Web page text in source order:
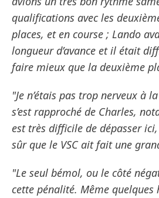
qualifications avec les
places, et en course ; Lando
longueur d’avance et il était
faire mieux que la deuxième
"Je n’étais pas trop nerveux à
s’est rapproché de Charles,
est très difficile de dépasser
sûr que le VSC ait fait une
"Le seul bémol, ou le côté
cette pénalité. Même quelques